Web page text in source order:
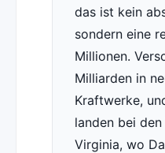
das ist kein
sondern eine
Millionen.
Milliarden in
Kraftwerke,
landen bei
Virginia, wo